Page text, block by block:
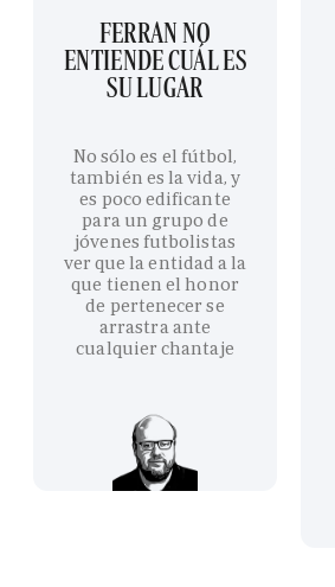
FERRAN NO
ENTIENDE CUÁL ES
SU LUGAR
No sólo es el fútbol,
también es la vida, y
es poco edificante
para un grupo de
jóvenes futbolistas
ver que la entidad a la
que tienen el honor
de pertenecer se
arrastra ante
cualquier chantaje